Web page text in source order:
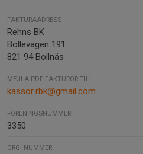
FAKTURAADRESS
Rehns BK
Bollevägen 191
821 94 Bollnäs
MEJLA PDF-FAKTUROR TILL
kassor.rbk@gmail.com
FÖRENINGSNUMMER
3350
ORG. NUMMER